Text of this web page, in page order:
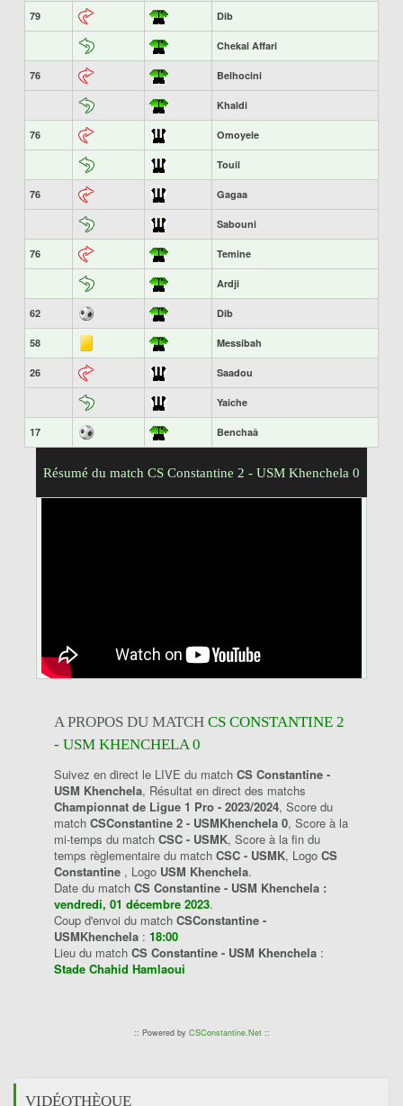
79 Dib
Chekal Affari
76 Belhocini
Khaldi
76 Omoyele
Touil
76 Gagaa
Sabouni
76 Temine
Ardji
62 Dib
58 Messibah
26 Saadou
Yaiche
17 Benchaâ
Résumé du match CS Constantine 2 - USM Khenchela 0
A PROPOS DU MATCH CS CONSTANTINE 2
- USM KHENCHELA 0
Suivez en direct le LIVE du match CS Constantine -
USM Khenchela, Résultat en direct des matchs
Championnat de Ligue 1 Pro - 2023/2024, Score du
match CSConstantine 2 - USMKhenchela 0, Score à la
mi-temps du match CSC - USMK, Score à la fin du
temps règlementaire du match CSC - USMK, Logo CS
Constantine , Logo USM Khenchela.
Date du match CS Constantine - USM Khenchela :
vendredi, 01 décembre 2023.
Coup d'envoi du match CSConstantine -
USMKhenchela : 18:00
Lieu du match CS Constantine - USM Khenchela :
Stade Chahid Hamlaoui
:: Powered by CSConstantine.Net::
VIDÉOTHÈQUE